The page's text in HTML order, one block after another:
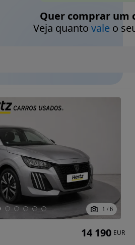
Quer comprar um
Veja quanto valeo
1 / 6
14 190 EUR